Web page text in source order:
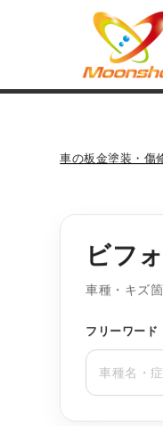
車の板金塗装・傷
ビフ
車種・キズ
フリーワード